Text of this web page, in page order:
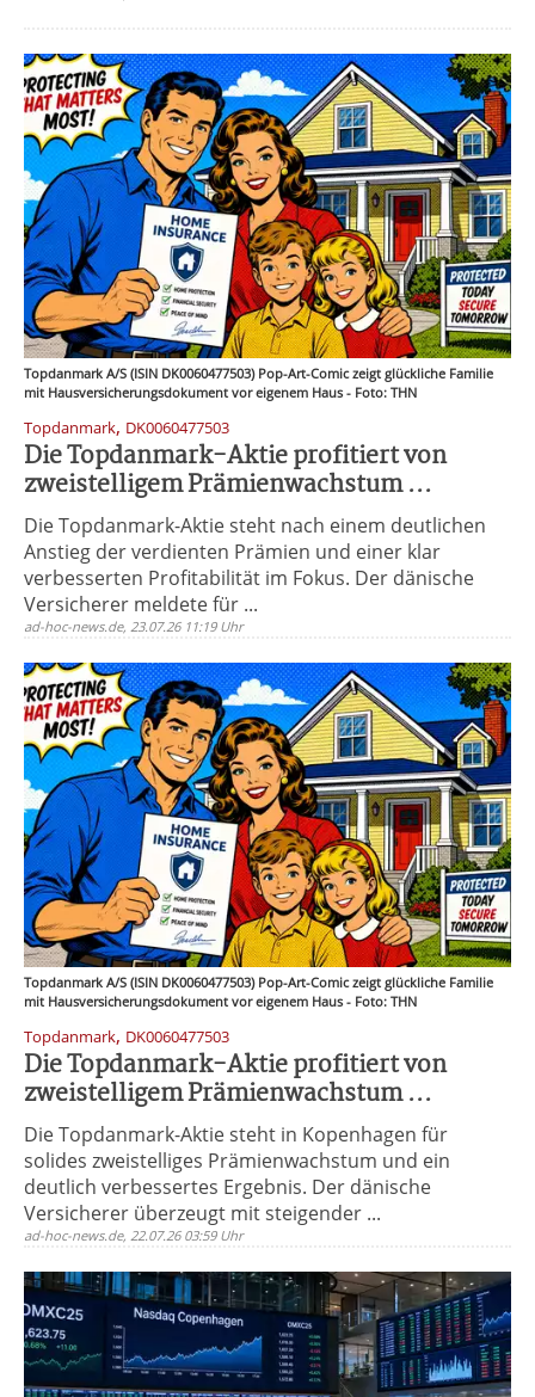
Topdanmark A/S (ISIN DK0060477503) Pop-Art-Comic zeigt glückliche Familie
mit Hausversicherungsdokument vor eigenem Haus - Foto: THN
Topdanmark, DK0060477503
Die Topdanmark-Aktie profitiert von
zweistelligem Prämienwachstum ...
Die Topdanmark-Aktie steht nach einem deutlichen
Anstieg der verdienten Prämien und einer klar
verbesserten Profitabilität im Fokus. Der dänische
Versicherer meldete für ...
ad-hoc-news.de, 23.07.26 11:19 Uhr
Topdanmark A/S (ISIN DK0060477503) Pop-Art-Comic zeigt glückliche Familie
mit Hausversicherungsdokument vor eigenem Haus - Foto: THN
Topdanmark, DK0060477503
Die Topdanmark-Aktie profitiert von
zweistelligem Prämienwachstum ...
Die Topdanmark-Aktie steht in Kopenhagen für
solides zweistelliges Prämienwachstum und ein
deutlich verbessertes Ergebnis. Der dänische
Versicherer überzeugt mit steigender ...
ad-hoc-news.de, 22.07.26 03:59 Uhr